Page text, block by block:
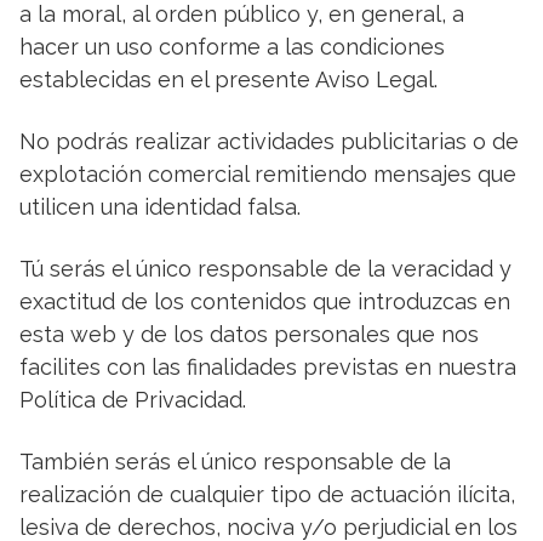
a la moral, al orden público y, en general, a
hacer un uso conforme a las condiciones
establecidas en el presente Aviso Legal.
No podrás realizar actividades publicitarias o de
explotación comercial remitiendo mensajes que
utilicen una identidad falsa.
Tú serás el único responsable de la veracidad y
exactitud de los contenidos que introduzcas en
esta web y de los datos personales que nos
facilites con las finalidades previstas en nuestra
Política de Privacidad.
También serás el único responsable de la
realización de cualquier tipo de actuación ilícita,
lesiva de derechos, nociva y/o perjudicial en los